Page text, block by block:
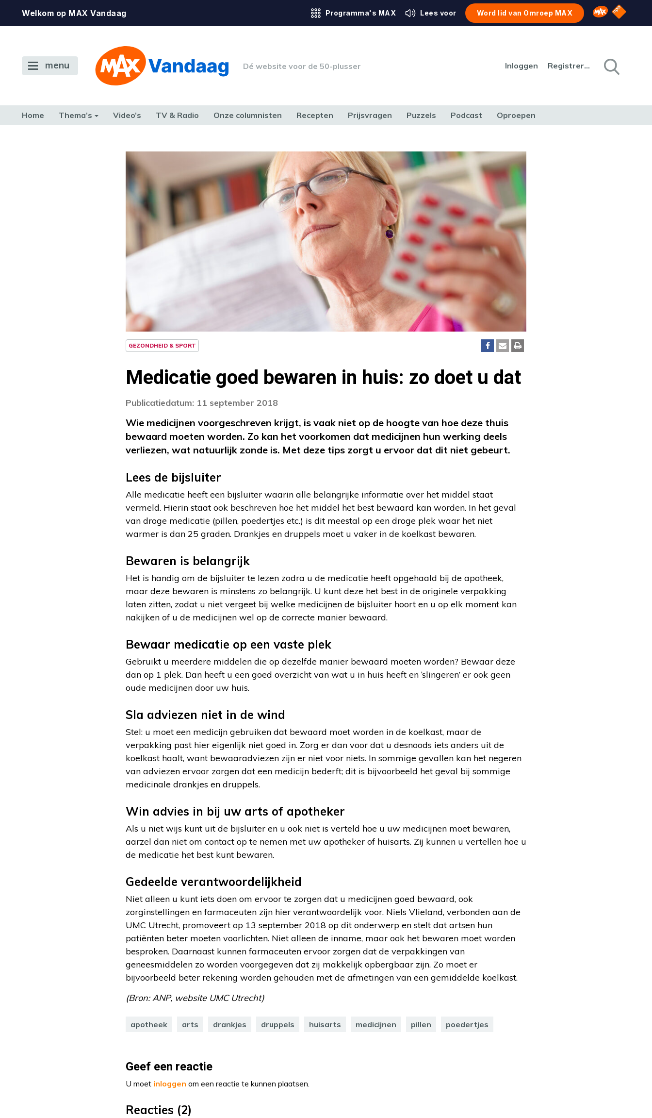
Welkom op MAX Vandaag Programma's MAX Lees voor Word lid van Omroep MAX Omroep MAX
NPO
menu Dé website voor de 50-plusser Inloggen Registreren
Home Thema’s Video’s TV & Radio Onze columnisten Recepten Prijsvragen Puzzels Podcast Oproepen
GEZONDHEID & SPORT
Medicatie goed bewaren in huis: zo doet u dat
Publicatiedatum: 11 september 2018
Wie medicijnen voorgeschreven krijgt, is vaak niet op de hoogte van hoe deze thuis
bewaard moeten worden. Zo kan het voorkomen dat medicijnen hun werking deels
verliezen, wat natuurlijk zonde is. Met deze tips zorgt u ervoor dat dit niet gebeurt.
Lees de bijsluiter
Alle medicatie heeft een bijsluiter waarin alle belangrijke informatie over het middel staat
vermeld. Hierin staat ook beschreven hoe het middel het best bewaard kan worden. In het geval
van droge medicatie (pillen, poedertjes etc.) is dit meestal op een droge plek waar het niet
warmer is dan 25 graden. Drankjes en druppels moet u vaker in de koelkast bewaren.
Bewaren is belangrijk
Het is handig om de bijsluiter te lezen zodra u de medicatie heeft opgehaald bij de apotheek,
maar deze bewaren is minstens zo belangrijk. U kunt deze het best in de originele verpakking
laten zitten, zodat u niet vergeet bij welke medicijnen de bijsluiter hoort en u op elk moment kan
nakijken of u de medicijnen wel op de correcte manier bewaard.
Bewaar medicatie op een vaste plek
Gebruikt u meerdere middelen die op dezelfde manier bewaard moeten worden? Bewaar deze
dan op 1 plek. Dan heeft u een goed overzicht van wat u in huis heeft en ‘slingeren’ er ook geen
oude medicijnen door uw huis.
Sla adviezen niet in de wind
Stel: u moet een medicijn gebruiken dat bewaard moet worden in de koelkast, maar de
verpakking past hier eigenlijk niet goed in. Zorg er dan voor dat u desnoods iets anders uit de
koelkast haalt, want bewaaradviezen zijn er niet voor niets. In sommige gevallen kan het negeren
van adviezen ervoor zorgen dat een medicijn bederft; dit is bijvoorbeeld het geval bij sommige
medicinale drankjes en druppels.
Win advies in bij uw arts of apotheker
Als u niet wijs kunt uit de bijsluiter en u ook niet is verteld hoe u uw medicijnen moet bewaren,
aarzel dan niet om contact op te nemen met uw apotheker of huisarts. Zij kunnen u vertellen hoe u
de medicatie het best kunt bewaren.
Gedeelde verantwoordelijkheid
Niet alleen u kunt iets doen om ervoor te zorgen dat u medicijnen goed bewaard, ook
zorginstellingen en farmaceuten zijn hier verantwoordelijk voor. Niels Vlieland, verbonden aan de
UMC Utrecht, promoveert op 13 september 2018 op dit onderwerp en stelt dat artsen hun
patiënten beter moeten voorlichten. Niet alleen de inname, maar ook het bewaren moet worden
besproken. Daarnaast kunnen farmaceuten ervoor zorgen dat de verpakkingen van
geneesmiddelen zo worden voorgegeven dat zij makkelijk opbergbaar zijn. Zo moet er
bijvoorbeeld beter rekening worden gehouden met de afmetingen van een gemiddelde koelkast.
(Bron: ANP, website UMC Utrecht)
apotheek arts drankjes druppels huisarts medicijnen pillen poedertjes
Geef een reactie
U moet inloggen om een reactie te kunnen plaatsen.
Reacties (2)